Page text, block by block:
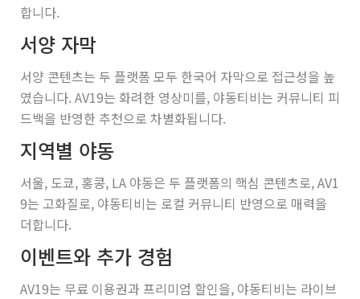
합니다.
서양 자막
서양 콘텐츠는 두 플랫폼 모두 한국어 자막으로 접근성을 높
였습니다. AV19는 화려한 영상미를, 야동티비는 커뮤니티 피
드백을 반영한 추천으로 차별화됩니다.
지역별 야동
서울, 도쿄, 홍콩, LA 야동은 두 플랫폼의 핵심 콘텐츠로, AV1
9는 고화질로, 야동티비는 로컬 커뮤니티 반영으로 매력을
더합니다.
이벤트와 추가 경험
AV19는 무료 이용권과 프리미엄 할인을, 야동티비는 라이브